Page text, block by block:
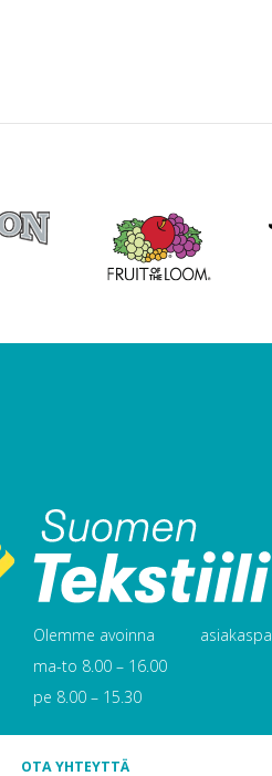
Olemme avoinna
ma-to 8.00 – 16.00
pe 8.00 – 15.30
OTA YHTEYTTÄ